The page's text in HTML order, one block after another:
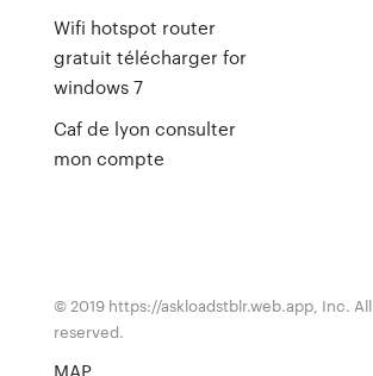
Wifi hotspot router
gratuit télécharger for
windows 7
Caf de lyon consulter
mon compte
© 2019 https://askloadstblr.web.app, Inc.
reserved.
MAP